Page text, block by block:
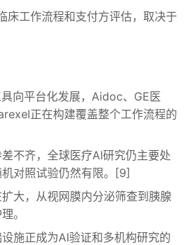
床工作流程和支付方评估，取决于
向平台化发展，Aidoc、GE医
正在构建覆盖整个工作流程的
不齐，全球医疗AI研究仍主要处
对照试验仍然有限。[9]
大，从视网膜内分泌筛查到胰腺
。
施正成为AI验证和多机构研究的